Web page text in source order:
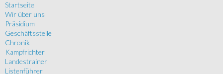
Startseite
Wir über uns
Präsidium
Geschäftsstelle
Chronik
Kampfrichter
Landestrainer
Listenführer